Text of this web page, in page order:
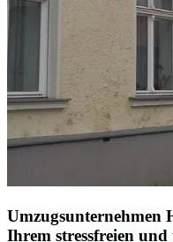
Umzugsunternehmen
Ihrem stressfreien